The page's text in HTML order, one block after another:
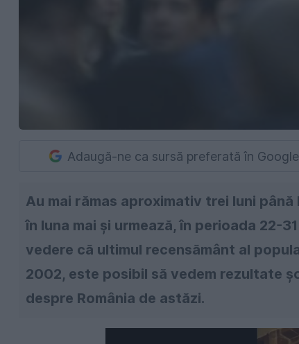
Adaugă-ne ca sursă preferată în Google
Au mai rămas aproximativ trei luni
în luna mai şi urmează, în perioada 22-
vedere că ultimul recensământ al
2002, este posibil să vedem rezultate
despre România de astăzi.